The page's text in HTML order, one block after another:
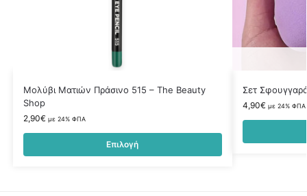
Μολύβι Ματιών Πράσινο 515 – The Beauty
Shop
2,90€ με 24% ΦΠΑ
Επιλογή
Σετ
4,90€ με 24% ΦΠΑ